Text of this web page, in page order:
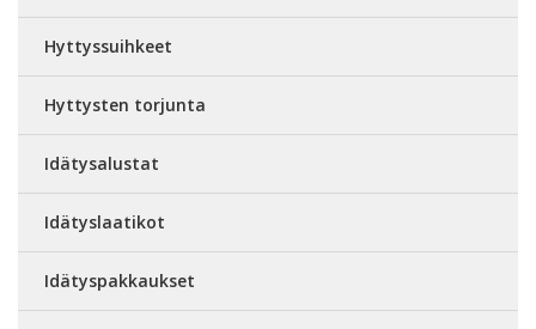
Hyttyssuihkeet
Hyttysten torjunta
Idätysalustat
Idätyslaatikot
Idätyspakkaukset